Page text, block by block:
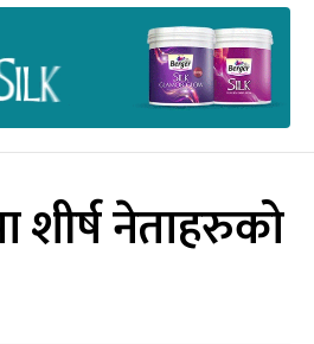
शीर्ष नेताहरुको